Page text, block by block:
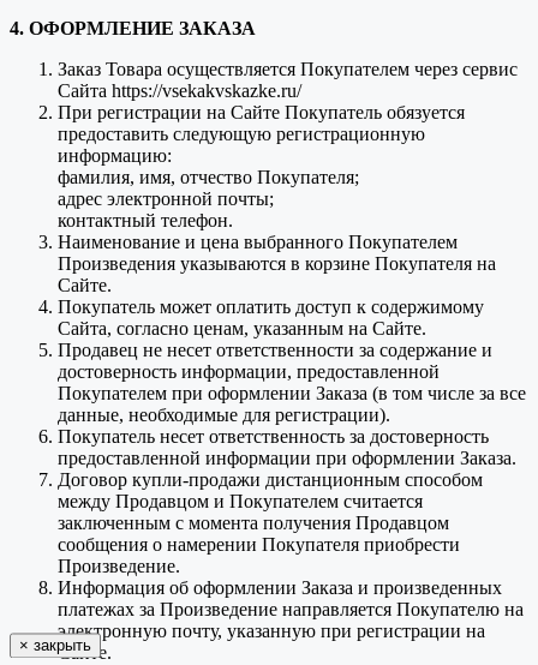
× закрыть
4. ОФОРМЛЕНИЕ ЗАКАЗА
Заказ Товара осуществляется Покупателем через сервис
Сайта https://vsekakvskazke.ru/
При регистрации на Сайте Покупатель обязуется
предоставить следующую регистрационную
информацию:
фамилия, имя, отчество Покупателя;
адрес электронной почты;
контактный телефон.
Наименование и цена выбранного Покупателем
Произведения указываются в корзине Покупателя на
Сайте.
Покупатель может оплатить доступ к содержимому
Сайта, согласно ценам, указанным на Сайте.
Продавец не несет ответственности за содержание и
достоверность информации, предоставленной
Покупателем при оформлении Заказа (в том числе за все
данные, необходимые для регистрации).
Покупатель несет ответственность за достоверность
предоставленной информации при оформлении Заказа.
Договор купли-продажи дистанционным способом
между Продавцом и Покупателем считается
заключенным с момента получения Продавцом
сообщения о намерении Покупателя приобрести
Произведение.
Информация об оформлении Заказа и произведенных
платежах за Произведение направляется Покупателю на
электронную почту, указанную при регистрации на
Сайте.